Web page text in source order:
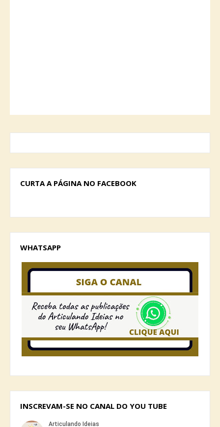
CURTA A PÁGINA NO FACEBOOK
WHATSAPP
INSCREVAM-SE NO CANAL DO YOU TUBE